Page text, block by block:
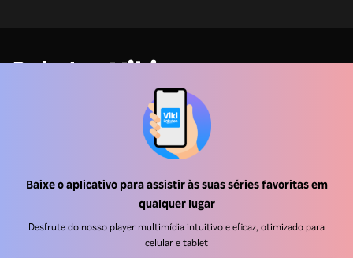
Baixe o aplicativo para assistir às suas séries favoritas em
qualquer lugar
Desfrute do nosso player multimídia intuitivo e eficaz, otimizado para
celular e tablet
Central de ajuda